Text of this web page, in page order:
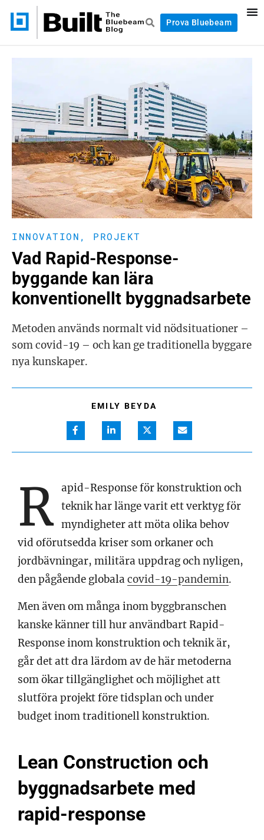
Prova Bluebeam
INNOVATION , PROJEKT
Vad Rapid-Response-
byggande kan lära
konventionellt byggnadsarbete
Metoden används normalt vid nödsituationer –
som covid-19 – och kan ge traditionella byggare
nya kunskaper.
EMILY BEYDA
R apid-Response för konstruktion och
teknik har länge varit ett verktyg för
myndigheter att möta olika behov
vid oförutsedda kriser som orkaner och
jordbävningar, militära uppdrag och nyligen,
den pågående globala covid-19-pandemin.
Men även om många inom byggbranschen
kanske känner till hur användbart Rapid-
Response inom konstruktion och teknik är,
går det att dra lärdom av de här metoderna
som ökar tillgänglighet och möjlighet att
slutföra projekt före tidsplan och under
budget inom traditionell konstruktion.
Lean Construction och
byggnadsarbete med
rapid-response